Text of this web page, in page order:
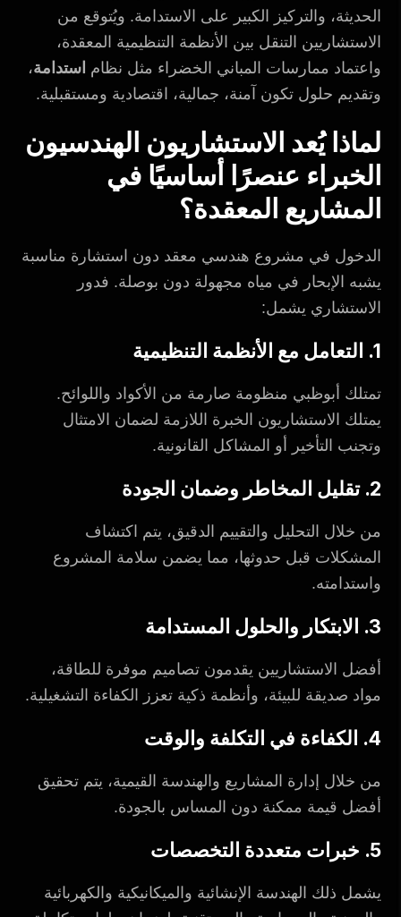
الحديثة، والتركيز الكبير على الاستدامة. ويُتوقع من
الاستشاريين التنقل بين الأنظمة التنظيمية المعقدة،
واعتماد ممارسات المباني الخضراء مثل نظام استدامة،
وتقديم حلول تكون آمنة، جمالية، اقتصادية ومستقبلية.
لماذا يُعد الاستشاريون الهندسيون
الخبراء عنصرًا أساسيًا في
المشاريع المعقدة؟
الدخول في مشروع هندسي معقد دون استشارة مناسبة
يشبه الإبحار في مياه مجهولة دون بوصلة. فدور
الاستشاري يشمل:
1. التعامل مع الأنظمة التنظيمية
تمتلك أبوظبي منظومة صارمة من الأكواد واللوائح.
يمتلك الاستشاريون الخبرة اللازمة لضمان الامتثال
وتجنب التأخير أو المشاكل القانونية.
2. تقليل المخاطر وضمان الجودة
من خلال التحليل والتقييم الدقيق، يتم اكتشاف
المشكلات قبل حدوثها، مما يضمن سلامة المشروع
واستدامته.
3. الابتكار والحلول المستدامة
أفضل الاستشاريين يقدمون تصاميم موفرة للطاقة،
مواد صديقة للبيئة، وأنظمة ذكية تعزز الكفاءة التشغيلية.
4. الكفاءة في التكلفة والوقت
من خلال إدارة المشاريع والهندسة القيمية، يتم تحقيق
أفضل قيمة ممكنة دون المساس بالجودة.
5. خبرات متعددة التخصصات
يشمل ذلك الهندسة الإنشائية والميكانيكية والكهربائية